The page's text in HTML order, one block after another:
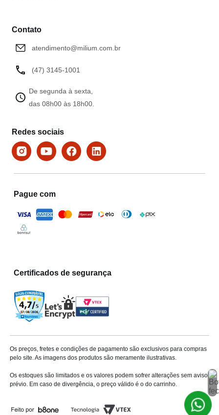
Contato
atendimento@milium.com.br
(47) 3145-1001
De segunda à sexta,
das 08h00 às 18h00.
Redes sociais
Pague com
Certificados de segurança
Os preços, fretes e condições de pagamento são exclusivos para compras
pelo site. As imagens dos produtos são meramente ilustrativas.
Os estoques são limitados e os valores podem sofrer alterações sem aviso
prévio. Em caso de divergência, o preço válido é o do carrinho.